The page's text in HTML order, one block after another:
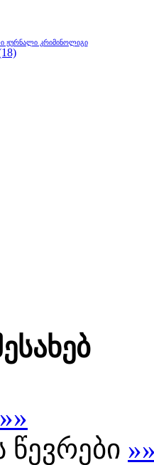
ჟურნალი კრიმინოლიგი
წევრები